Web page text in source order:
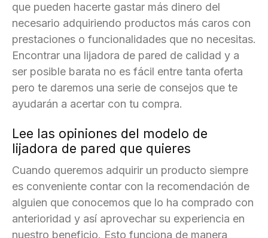
que pueden hacerte gastar más dinero del
necesario adquiriendo productos más caros con
prestaciones o funcionalidades que no necesitas.
Encontrar una lijadora de pared de calidad y a
ser posible barata no es fácil entre tanta oferta
pero te daremos una serie de consejos que te
ayudarán a acertar con tu compra.
Lee las opiniones del modelo de
lijadora de pared que quieres
Cuando queremos adquirir un producto siempre
es conveniente contar con la recomendación de
alguien que conocemos que lo ha comprado con
anterioridad y así aprovechar su experiencia en
nuestro beneficio. Esto funciona de manera